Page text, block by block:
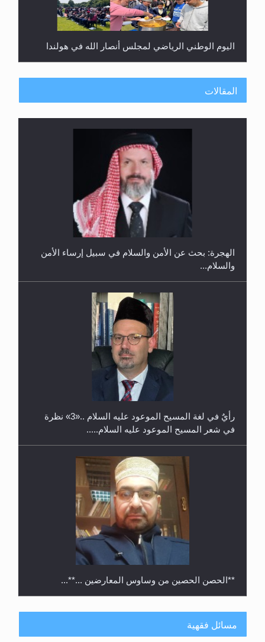
اليوم الوطني الرياضي لمجلس أنصار الله في هولندا
إتمام حفظ القرآن الكريم لثلاثة طلاب من مدرسة الحفظ
حفل توزيع الشهادات في الجامعة الأحمدية بنيجيريا لعام
المقالات
الهجرة: بحث عن الأمن والسلام في سبيل إرساء الأمن
والسلام...
رأيٌ في لغة المسيح الموعود عليه السلام ..«3» نظرة
في شعر المسيح الموعود عليه السلام.....
**الحصن الحصين من وساوس المعارضين ...**...
مسائل فقهية